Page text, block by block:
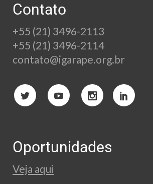
Contato
+55 (21) 3496-2113
+55 (21) 3496-2114
contato@igarape.org.br
Oportunidades
Veja aqui